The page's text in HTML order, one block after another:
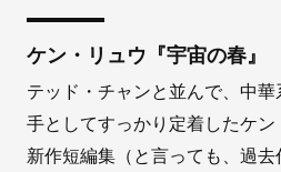
ケン・リュウ『宇宙の春』
テッド・チャンと並んで、中
手としてすっかり定着したケン
新作短編集（と言っても、過